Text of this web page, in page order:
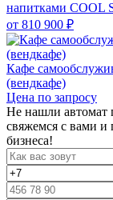
напитками COOL
от 810 900 ₽
Кафе
(вендкафе)
Цена по запросу
Не нашли автомат
свяжемся с вами и
бизнеса!